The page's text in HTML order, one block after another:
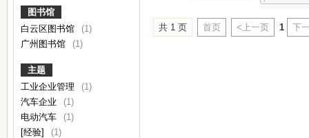
图书馆
白云区图书馆
(1)
广州图书馆
(1)
主题
工业企业管理
(1)
汽车企业
(1)
电动汽车
(1)
[经验]
(1)
共 1 页 首页 <上一页 1 下